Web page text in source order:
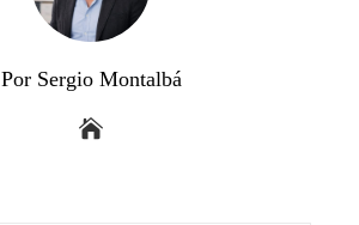
Por Sergio Montalbá